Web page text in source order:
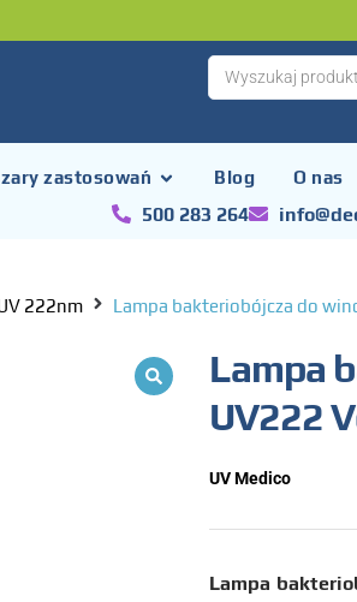
zastosowań Blog O nas
500 283 264
222nm Lampa bakteriobójcza do
Lampa
UV222
UV Medico
Lampa